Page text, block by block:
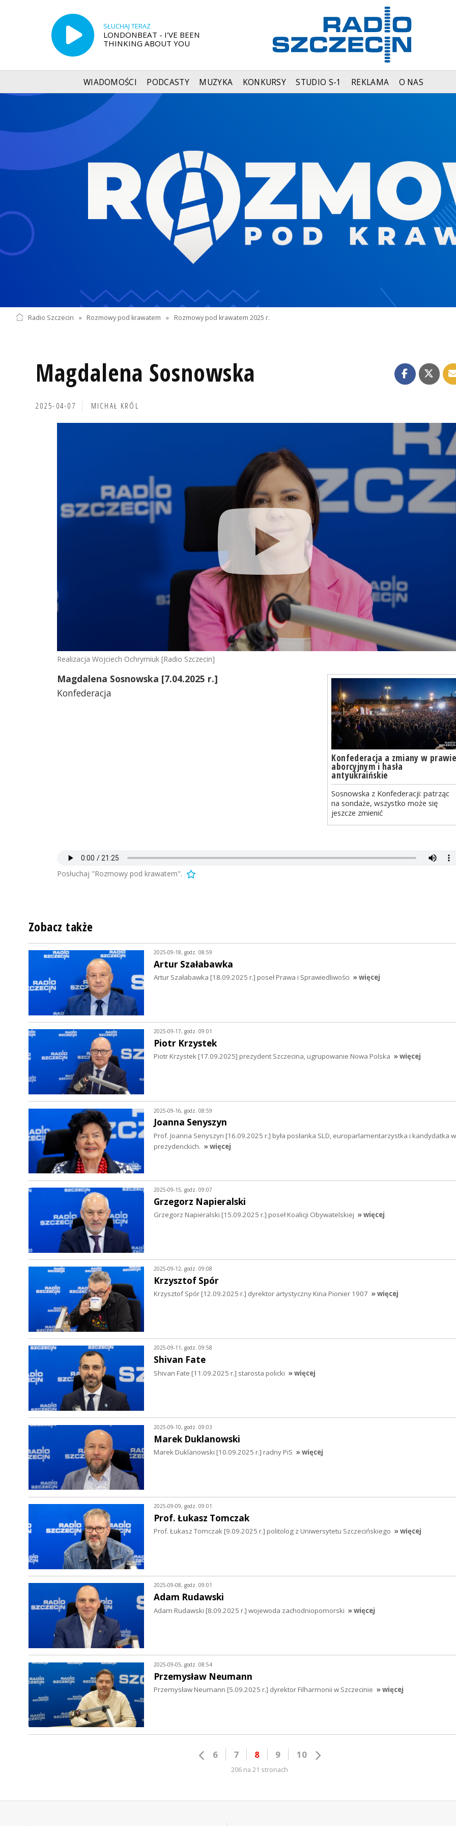
SŁUCHAJ TERAZ
LONDONBEAT - I'VE BEEN
THINKING ABOUT YOU
WIADOMOŚCI PODCASTY MUZYKA KONKURSY STUDIO S-1 REKLAMA O NAS
Radio Szczecin » Rozmowy pod krawatem » Rozmowy pod krawatem 2025 r.
Magdalena Sosnowska
2025-04-07 MICHAŁ KRÓL
Realizacja Wojciech Ochrymiuk [Radio Szczecin]
Konfederacja a zmiany w prawie
aborcyjnym i hasła
antyukraińskie
Sosnowska z Konfederacji: patrząc
na sondaże, wszystko może się
jeszcze zmienić
Magdalena Sosnowska [7.04.2025 r.]
Konfederacja
Posłuchaj "Rozmowy pod krawatem".
Zobacz także
2025-09-18, godz. 08:59
Artur Szałabawka
Artur Szałabawka [18.09.2025 r.] poseł Prawa i Sprawiedliwości » więcej
2025-09-17, godz. 09:01
Piotr Krzystek
Piotr Krzystek [17.09.2025] prezydent Szczecina, ugrupowanie Nowa Polska » więcej
2025-09-16, godz. 08:59
Joanna Senyszyn
Prof. Joanna Senyszyn [16.09.2025 r.] była posłanka SLD, europarlamentarzystka i kandydatka
prezydenckich. » więcej
2025-09-15, godz. 09:07
Grzegorz Napieralski
Grzegorz Napieralski [15.09.2025 r.] poseł Koalicji Obywatelskiej » więcej
2025-09-12, godz. 09:08
Krzysztof Spór
Krzysztof Spór [12.09.2025 r.] dyrektor artystyczny Kina Pionier 1907 » więcej
2025-09-11, godz. 09:58
Shivan Fate
Shivan Fate [11.09.2025 r.] starosta policki » więcej
2025-09-10, godz. 09:03
Marek Duklanowski
Marek Duklanowski [10.09.2025 r.] radny PiS » więcej
2025-09-09, godz. 09:01
Prof. Łukasz Tomczak
Prof. Łukasz Tomczak [9.09.2025 r.] politolog z Uniwersytetu Szczecińskiego » więcej
2025-09-08, godz. 09:01
Adam Rudawski
Adam Rudawski [8.09.2025 r.] wojewoda zachodniopomorski » więcej
2025-09-05, godz. 08:54
Przemysław Neumann
Przemysław Neumann [5.09.2025 r.] dyrektor Filharmonii w Szczecinie » więcej
6 7 8 9 10
206 na 21 stronach